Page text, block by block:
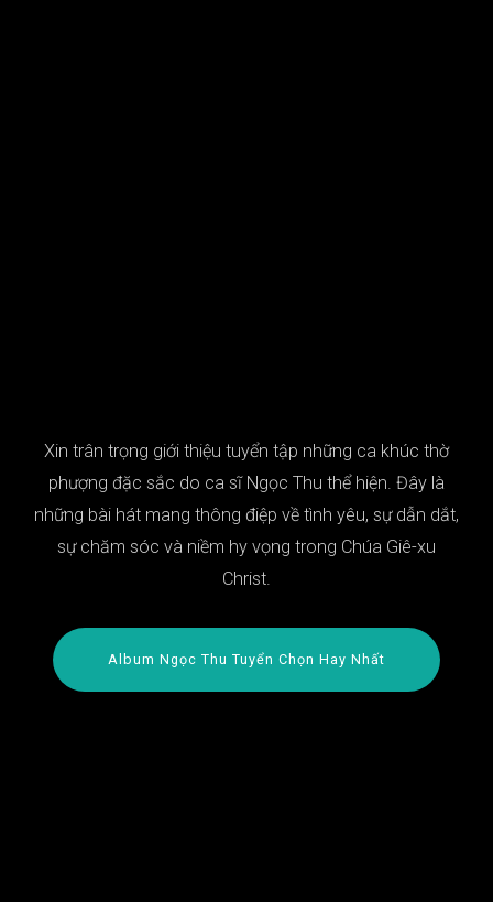
Xin trân trọng giới thiệu tuyển tập những ca khúc thờ
phượng đặc sắc do ca sĩ Ngọc Thu thể hiện. Đây là
những bài hát mang thông điệp về tình yêu, sự dẫn dắt,
sự chăm sóc và niềm hy vọng trong Chúa Giê-xu
Christ.
Album Ngọc Thu Tuyển Chọn Hay Nhất